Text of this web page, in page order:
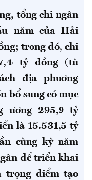
tổng chi ngân
năm của Hải
trong đó, chi
tỷ đồng (từ
địa phương
bổ sung có mục
ương 295,9 tỷ
là 15.531,5 tỷ
cùng kỳ năm
để triển khai
trọng điểm tạo